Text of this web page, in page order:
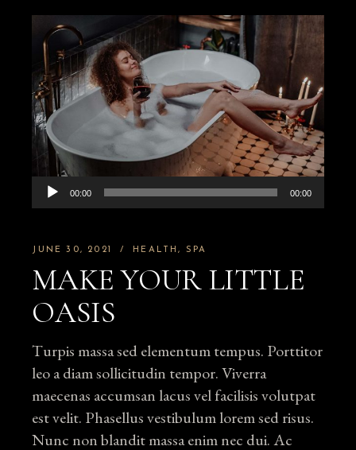
Audio
Player
00:00 00:00
JUNE 30, 2021 HEALTH SPA
MAKE YOUR LITTLE
OASIS
Turpis massa sed elementum tempus. Porttitor
leo a diam sollicitudin tempor. Viverra
maecenas accumsan lacus vel facilisis volutpat
est velit. Phasellus vestibulum lorem sed risus.
Nunc non blandit massa enim nec dui. Ac